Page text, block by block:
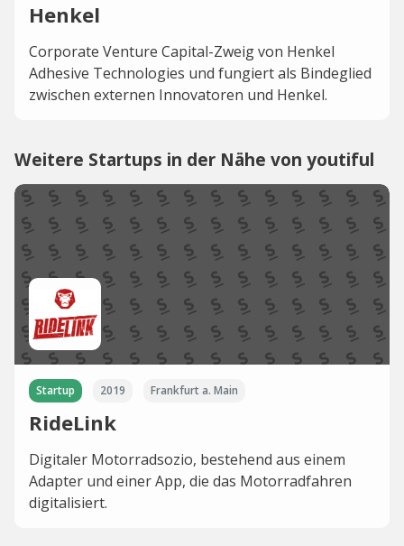
Henkel
Corporate Venture Capital-Zweig von Henkel
Adhesive Technologies und fungiert als Bindeglied
zwischen externen Innovatoren und Henkel.
Weitere Startups in der Nähe von youtiful
Startup 2019 Frankfurt a. Main
RideLink
Digitaler Motorradsozio, bestehend aus einem
Adapter und einer App, die das Motorradfahren
digitalisiert.